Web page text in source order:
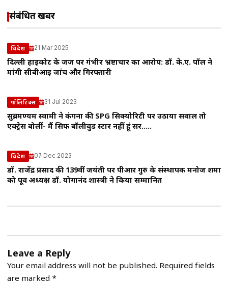
संबंधित खबरें
विदेश 21 Mar 2025
दिल्ली हाईकोर्ट के जज पर गंभीर भ्रष्टाचार का आरोप: डॉ. के.ए. पॉल ने
मांगी सीबीआई जांच और गिरफ्तारी
पॉलिटिक्स 31 Jul 2023
सुब्रमण्यम स्वामी ने कंगना की SPG सिक्योरिटी पर उठाया सवाल तो
एक्ट्रेस बोलीं- मैं सिर्फ बॉलीवुड स्टार नहीं हूं सर…..
विदेश 07 Dec 2023
डॉ. राजेंद्र प्रसाद की 139वीं जयंती पर पीआर गुरु के संस्थापक मनोज शर्मा
को पूर्व अध्यक्ष डॉ. योगानंद शास्त्री ने किया सम्मानित
Leave a Reply
Your email address will not be published. Required fields
are marked *